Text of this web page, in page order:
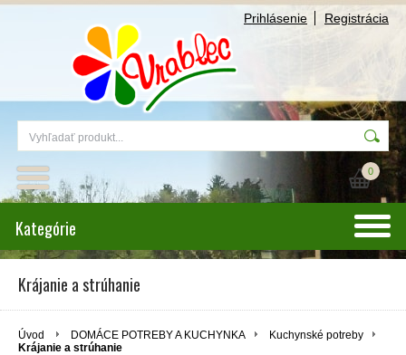
Prihlásenie Registrácia
0
Kategórie
Krájanie a strúhanie
Úvod DOMÁCE POTREBY A KUCHYNKA
Kuchynské potreby
Krájanie a strúhanie